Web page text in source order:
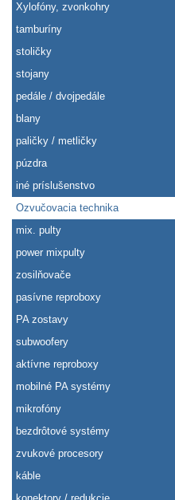
Xylofóny, zvonkohry
tamburíny
stoličky
stojany
pedále / dvojpedále
blany
paličky / metličky
púzdra
iné príslušenstvo
Ozvučovacia technika
mix. pulty
power mixpulty
zosilňovače
pasívne reproboxy
PA zostavy
subwoofery
aktívne reproboxy
mobilné PA systémy
mikrofóny
bezdrôtové systémy
zvukové procesory
káble